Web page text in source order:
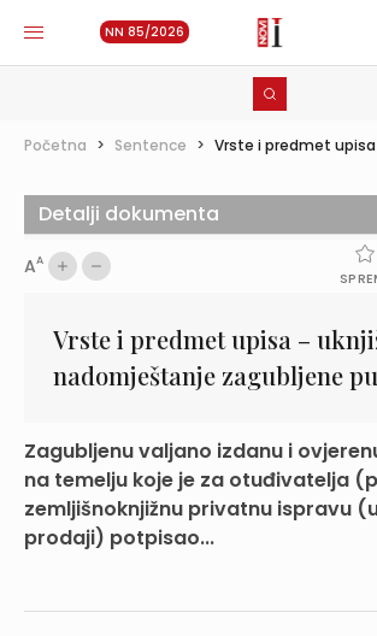
NN 85/2026
Početna > Sentence > Vrste i predmet upisa
AA
Vrste i predmet upisa –
nadomještanje zagubljene
Zagubljenu valjano izdanu i
na temelju koje je za otuđivatelja
zemljišnoknjižnu privatnu ispravu
prodaji) potpisao...
Detalji dokumenta